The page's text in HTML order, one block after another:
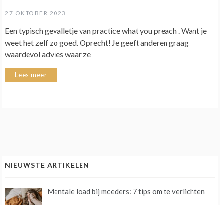
27 OKTOBER 2023
Een typisch gevalletje van practice what you preach . Want je
weet het zelf zo goed. Oprecht! Je geeft anderen graag
waardevol advies waar ze
Lees meer
NIEUWSTE ARTIKELEN
Mentale load bij moeders: 7 tips om te verlichten